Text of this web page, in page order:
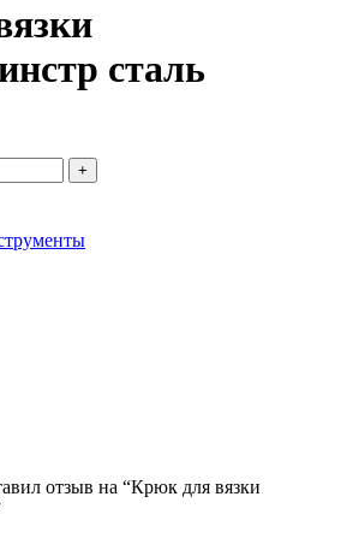
сталь
отзыв на “Крюк для вязки